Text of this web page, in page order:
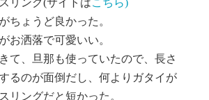
リング(サイトはこちら)
ちょうど良かった。
お洒落で可愛いい。
て、旦那も使っていたので、長さ
るのが面倒だし、何よりガタイが
リングだと短かった。